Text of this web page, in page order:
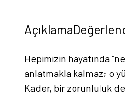
Açıklama
Hepimizin hayatında
anlatmakla kalmaz; o
Kader, bir zorunluluk